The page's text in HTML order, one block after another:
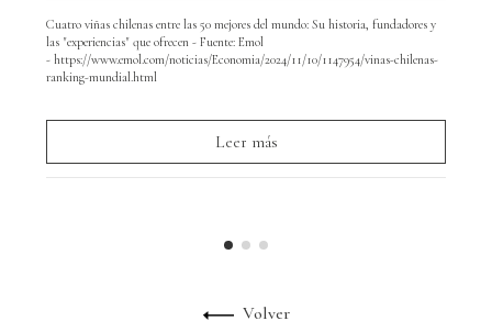
Cuatro viñas chilenas entre las 50 mejores del mundo: Su historia, fundadores y
las "experiencias" que ofrecen - Fuente: Emol
- https://www.emol.com/noticias/Economia/2024/11/10/1147954/vinas-chilenas-
ranking-mundial.html
Leer más
Volver